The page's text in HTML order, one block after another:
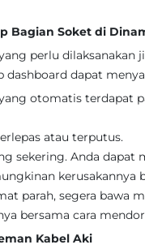
Bagian Soket di
perlu
dapat
otomatis terdapat
atau terputus.
sekering. Anda
parah, segera bawa
bersama cara
Kabel Aki